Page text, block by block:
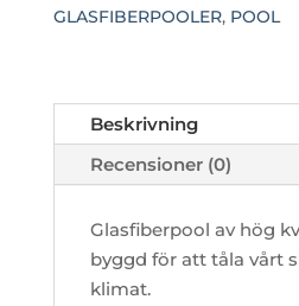
GLASFIBERPOOLER, POOL
Beskrivning
Recensioner (0)
Glasfiberpool av hög
byggd för att tåla vårt
klimat.